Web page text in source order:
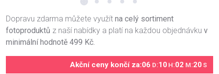
Dopravu zdarma můžete využít na celý sortiment
fotoproduktů z naší nabídky a platí na každou objednávku v
minimální hodnotě 499 Kč.
Akční ceny končí za:06 D:10 H:02 M:19 S